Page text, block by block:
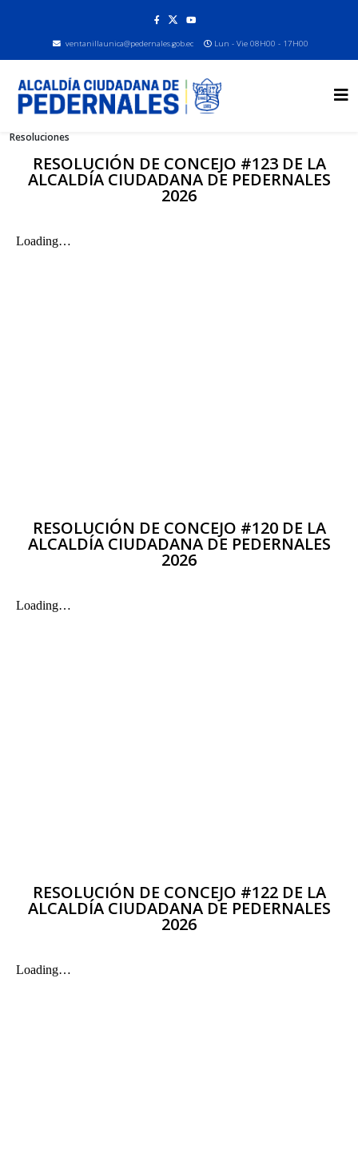
ventanillaunica@pedernales.gob.ec Lun - Vie 08H00 - 17H00
Resoluciones
RESOLUCIÓN DE CONCEJO #123 DE LA
ALCALDÍA CIUDADANA DE PEDERNALES
2026
RESOLUCIÓN DE CONCEJO #120 DE LA
ALCALDÍA CIUDADANA DE PEDERNALES
2026
RESOLUCIÓN DE CONCEJO #122 DE LA
ALCALDÍA CIUDADANA DE PEDERNALES
2026